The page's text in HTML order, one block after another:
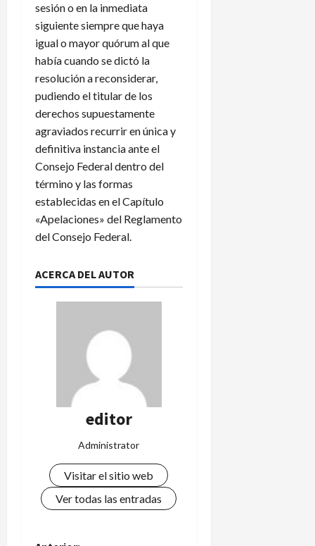
sesión o en la inmediata
siguiente siempre que haya
igual o mayor quórum al que
había cuando se dictó la
resolución a reconsiderar,
pudiendo el titular de los
derechos supuestamente
agraviados recurrir en única y
definitiva instancia ante el
Consejo Federal dentro del
término y las formas
establecidas en el Capítulo
«Apelaciones» del Reglamento
del Consejo Federal.
ACERCA DEL AUTOR
editor
Administrator
Visitar el sitio web
Ver todas las entradas